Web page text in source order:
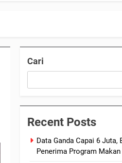
Cari
Recent Posts
Data Ganda Capai 6 Juta,
Penerima Program